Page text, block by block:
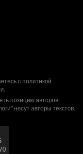
с политикой
.
позицию авторов.
несут авторы текстов.